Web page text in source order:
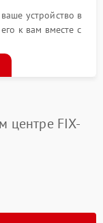
устройство в
к вам вместе с
центре FIX-